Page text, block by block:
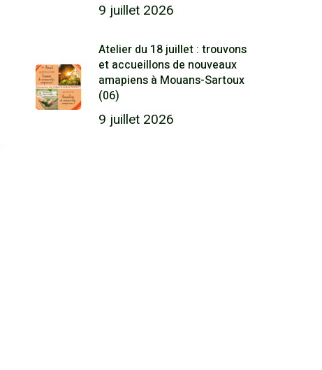
9 juillet 2026
Atelier du 18 juillet : trouvons
et accueillons de nouveaux
amapiens à Mouans-Sartoux
(06)
9 juillet 2026